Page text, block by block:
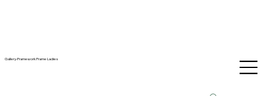
Gallery-Framework Frame Ladies